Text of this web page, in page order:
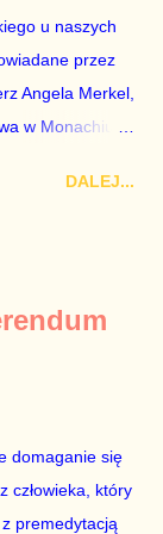
Znowu,
przed
do biur Solorza
a
u naszych
przez
Angela Merkel,
w Monachium.
Było
gospodarczego
ciągnąć
dlatego, że nie
to małe i
DALEJ...
domaganie się
człowieka, który
premedytacją